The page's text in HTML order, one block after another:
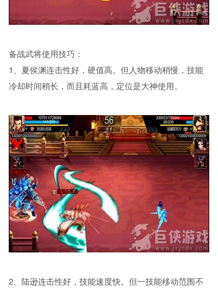
备战武将使用技巧：
1、夏侯渊连击性好，硬值高。但人物移动稍慢，技能
冷却时间稍长，而且耗蓝高，定位是大神使用。
2、陆逊连击性好，技能速度快。但一技能移动范围不